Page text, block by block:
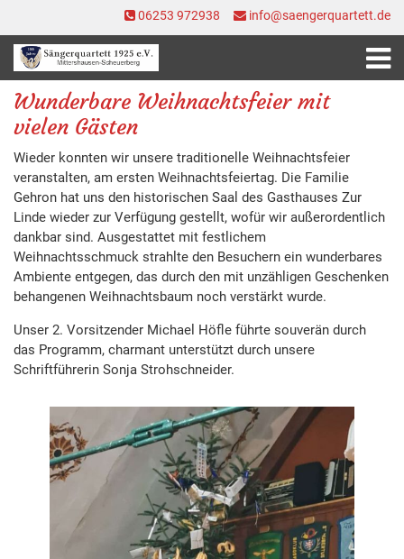
06253 972938 info@saengerquartett.de
Wunderbare Weihnachtsfeier mit
vielen Gästen
Wieder konnten wir unsere traditionelle Weihnachtsfeier
veranstalten, am ersten Weihnachtsfeiertag. Die Familie
Gehron hat uns den historischen Saal des Gasthauses Zur
Linde wieder zur Verfügung gestellt, wofür wir außerordentlich
dankbar sind. Ausgestattet mit festlichem
Weihnachtsschmuck strahlte den Besuchern ein wunderbares
Ambiente entgegen, das durch den mit unzähligen Geschenken
behangenen Weihnachtsbaum noch verstärkt wurde.
Unser 2. Vorsitzender Michael Höfle führte souverän durch
das Programm, charmant unterstützt durch unsere
Schriftführerin Sonja Strohschneider.